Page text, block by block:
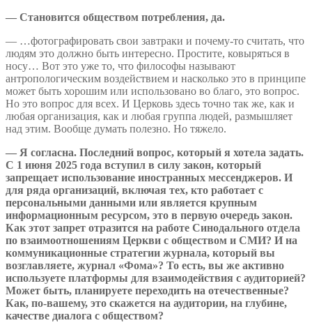
— Становится обществом потребления, да.
— …фотографировать свои завтраки и почему-то считать, что
людям это должно быть интересно. Простите, ковыряться в
носу… Вот это уже то, что философы называют
антропологическим воздействием и насколько это в принципе
может быть хорошим или использовано во благо, это вопрос.
Но это вопрос для всех. И Церковь здесь точно так же, как и
любая организация, как и любая группа людей, размышляет
над этим. Вообще думать полезно. Но тяжело.
— Я согласна. Последний вопрос, который я хотела задать.
С 1 июня 2025 года вступил в силу закон, который
запрещает использование иностранных мессенджеров. И
для ряда организаций, включая тех, кто работает с
персональными данными или является крупным
информационным ресурсом, это в первую очередь закон.
Как этот запрет отразится на работе Синодального отдела
по взаимоотношениям Церкви с обществом и СМИ? И на
коммуникационные стратегии журнала, который вы
возглавляете, журнал «Фома»? То есть, вы же активно
используете платформы для взаимодействия с аудиторией?
Может быть, планируете переходить на отечественные?
Как, по-вашему, это скажется на аудитории, на глубине,
качестве диалога с обществом?